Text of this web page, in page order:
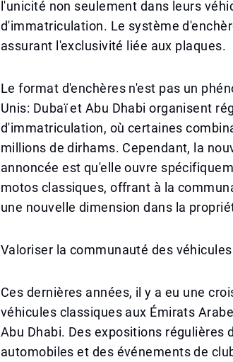
l'unicité non seulement dans leurs
d'immatriculation. Le système
assurant l'exclusivité liée aux plaques.
Le format d'enchères n'est pas un
Unis: Dubaï et Abu Dhabi organisent
d'immatriculation, où certaines
millions de dirhams. Cependant, la
annoncée est qu'elle ouvre
motos classiques, offrant à la
une nouvelle dimension dans la
Valoriser la communauté des
Ces dernières années, il y a eu une
véhicules classiques aux Émirats
Abu Dhabi. Des expositions régulières
automobiles et des événements de